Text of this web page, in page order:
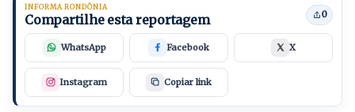
INFORMA RONDÔNIA
Compartilhe esta reportagem 0
WhatsApp Facebook X
Instagram Copiar link